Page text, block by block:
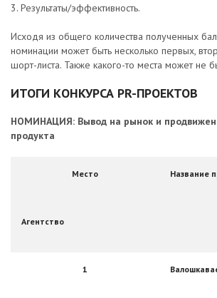
3. Результаты/эффективность.
Исходя из общего количества полученных
номинации может быть несколько первых,
шорт-листа. Также какого-то места может не
ИТОГИ КОНКУРСА PR-ПРОЕКТОВ
НОМИНАЦИЯ: Вывод на рынок и
продукта
Место Название
Агентство
1